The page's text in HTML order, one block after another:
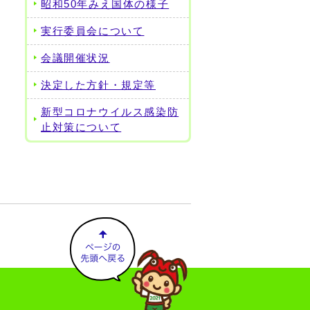
昭和50年みえ国体の様子
実行委員会について
会議開催状況
決定した方針・規定等
新型コロナウイルス感染防
止対策について